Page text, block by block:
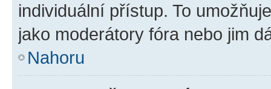
individuální přístup. To
jako moderátory fóra nebo jim
Nahoru